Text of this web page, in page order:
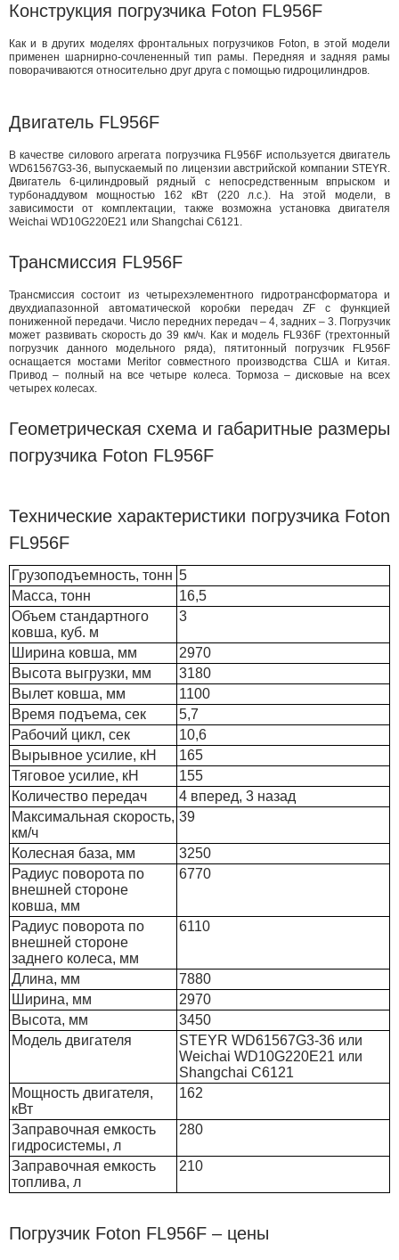
Конструкция погрузчика Foton FL956F
Как и в других моделях фронтальных погрузчиков Foton, в этой модели
применен шарнирно-сочлененный тип рамы. Передняя и задняя рамы
поворачиваются относительно друг друга с помощью гидроцилиндров.
Двигатель FL956F
В качестве силового агрегата погрузчика FL956F используется двигатель
WD61567G3-36, выпускаемый по лицензии австрийской компании STEYR.
Двигатель 6-цилиндровый рядный с непосредственным впрыском и
турбонаддувом мощностью 162 кВт (220 л.с.). На этой модели, в
зависимости от комплектации, также возможна установка двигателя
Weichai WD10G220E21 или Shangchai C6121.
Трансмиссия FL956F
Трансмиссия состоит из четырехэлементного гидротрансформатора и
двухдиапазонной автоматической коробки передач ZF с функцией
пониженной передачи. Число передних передач – 4, задних – 3. Погрузчик
может развивать скорость до 39 км/ч. Как и модель FL936F (трехтонный
погрузчик данного модельного ряда), пятитонный погрузчик FL956F
оснащается мостами Meritor совместного производства США и Китая.
Привод – полный на все четыре колеса. Тормоза – дисковые на всех
четырех колесах.
Геометрическая схема и габаритные размеры
погрузчика Foton FL956F
Технические характеристики погрузчика Foton
FL956F
Грузоподъемность, тонн 5
Масса, тонн
16,5
Объем стандартного
ковша, куб. м
3
Ширина ковша, мм
2970
Высота выгрузки, мм
3180
Вылет ковша, мм
1100
Время подъема, сек
5,7
Рабочий цикл, сек
10,6
Вырывное усилие, кН
165
Тяговое усилие, кН
155
Количество передач
4 вперед, 3 назад
Максимальная скорость,
км/ч
39
Колесная база, мм
3250
Радиус поворота по
внешней стороне
ковша, мм
6770
Радиус поворота по
внешней стороне
заднего колеса, мм
6110
Длина, мм
7880
Ширина, мм
2970
Высота, мм
3450
Модель двигателя
STEYR WD61567G3-36 или
Weichai WD10G220E21 или
Shangchai C6121
Мощность двигателя,
кВт
162
Заправочная емкость
гидросистемы, л
280
Заправочная емкость
топлива, л
210
Погрузчик Foton FL956F – цены